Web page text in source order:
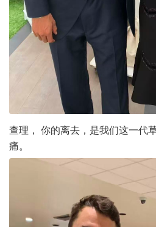
查理， 你的离去，是我们这一代
痛。